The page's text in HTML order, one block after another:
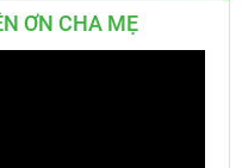
ƠN CHA MẸ